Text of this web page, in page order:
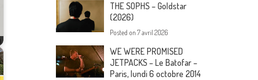
THE SOPHS – Goldstar
(2026)
Posted on7 avril 2026
WE WERE PROMISED
JETPACKS – Le Batofar –
Paris, lundi 6 octobre 2014